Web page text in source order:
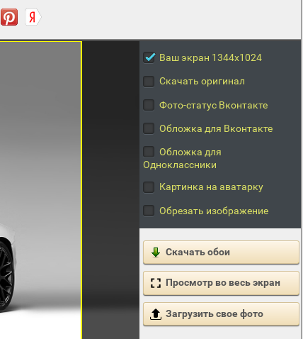
Ваш экран 1344x1024
Скачать оригинал
Фото-статус Вконтакте
Обложка для Вконтакте
Обложка для
Одноклассники
Картинка на аватарку
Обрезать изображение
Скачать обои
Просмотр во весь экран
Загрузить свое фото